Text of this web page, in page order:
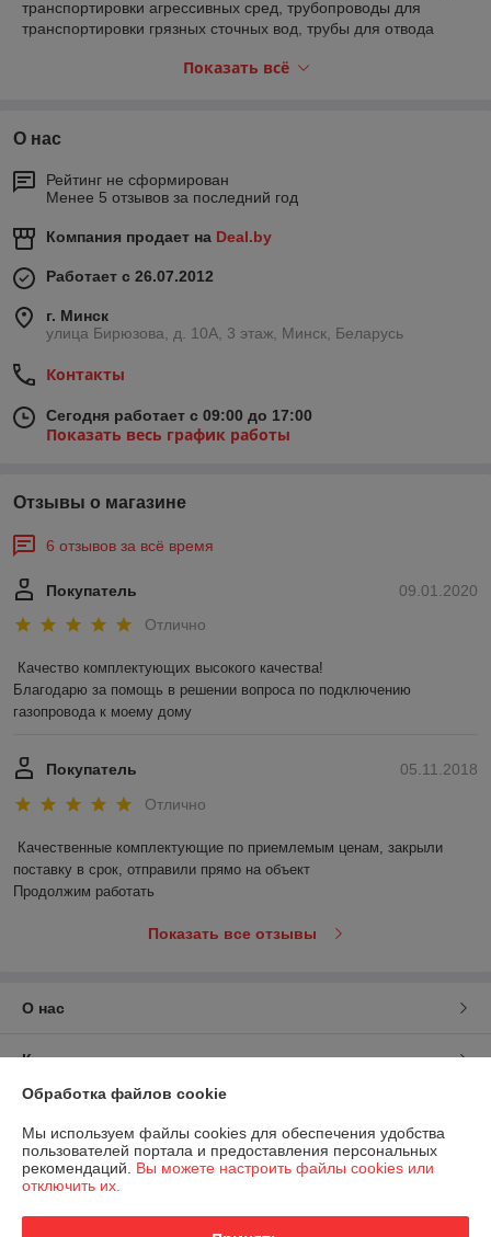
транспортировки агрессивных сред, трубопроводы для
транспортировки грязных сточных вод, трубы для отвода
системы для аппарато- и резервуаростроения.
Показать всё
О нас
Рейтинг не сформирован
Менее 5 отзывов за последний год
Компания продает на Deal.by
Работает с 26.07.2012
г. Минск
улица Бирюзова, д. 10А, 3 этаж, Минск, Беларусь
Контакты
Сегодня работает с 09:00 до 17:00
Показать весь график работы
Отзывы о магазине
6 отзывов за всё время
09.01.2020
Покупатель
Отлично
Качество комплектующих высокого качества!
Благодарю за помощь в решении вопроса по подключению
газопровода к моему дому
05.11.2018
Покупатель
Отлично
Качественные комплектующие по приемлемым ценам, закрыли
поставку в срок, отправили прямо на объект
Продолжим работать
Показать все отзывы
О нас
Контакты
График работы
Полная версия сайта
Обработка файлов cookie
Мы используем файлы cookies для обеспечения удобства
пользователей портала и предоставления персональных
рекомендаций. Вы можете настроить файлы cookies или
отключить их.